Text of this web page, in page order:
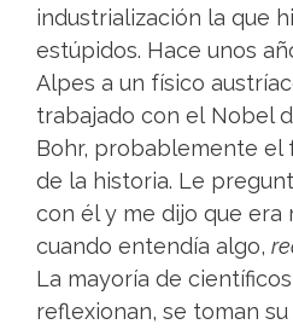
industrialización la que
estúpidos. Hace unos
Alpes a un físico
trabajado con el Nobel
Bohr, probablemente el
de la historia. Le
con él y me dijo que era
cuando entendía algo,
La mayoría de
reflexionan, se toman